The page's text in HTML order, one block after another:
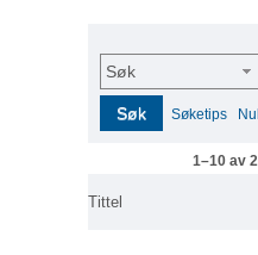
Søk
Søk Søketips
1–10 av
Tittel